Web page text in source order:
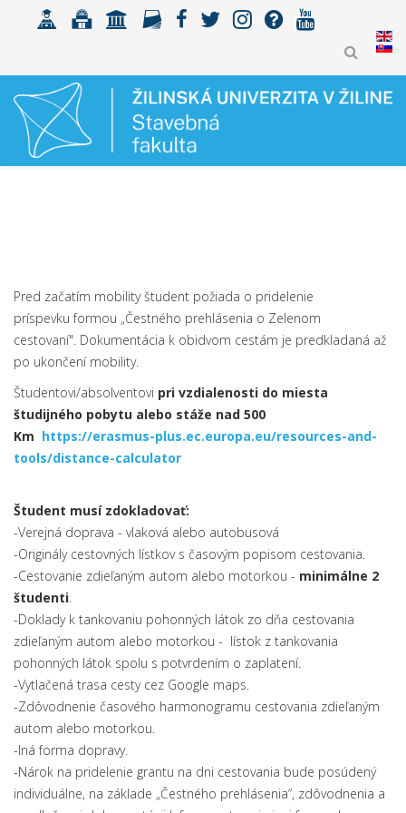
Pred začatím mobility študent požiada o pridelenie
príspevku formou „Čestného prehlásenia o Zelenom
cestovaní". Dokumentácia k obidvom cestám je predkladaná až
po ukončení mobility.
Študentovi/absolventovi pri vzdialenosti do miesta
študijného pobytu alebo stáže nad 500
Km https://erasmus-plus.ec.europa.eu/resources-and-
tools/distance-calculator
Študent musí zdokladovať:
-Verejná doprava - vlaková alebo autobusová
-Originály cestovných lístkov s časovým popisom cestovania.
-Cestovanie zdieľaným autom alebo motorkou - minimálne 2
študenti
-Doklady k tankovaniu pohonných látok zo dňa cestovania
zdieľaným autom alebo motorkou - lístok z tankovania
pohonných látok spolu s potvrdením o zaplatení.
-Vytlačená trasa cesty cez Google maps.
-Zdôvodnenie časového harmonogramu cestovania zdieľaným
autom alebo motorkou.
-Iná forma dopravy.
-Nárok na pridelenie grantu na dni cestovania bude posúdený
individuálne, na základe „Čestného prehlásenia“, zdôvodnenia a